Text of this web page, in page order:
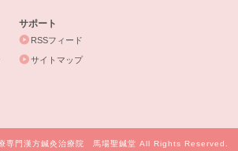
サポート
RSSフィード
サイトマップ
門漢方鍼灸治療院 馬場聖鍼堂 All Rights Reserved.